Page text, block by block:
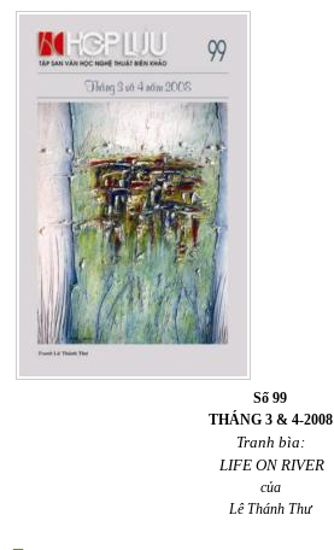
Số 99
THÁNG 3 & 4-2008
Tranh bìa:
LIFE ON RIVER
của
Lê Thánh Thư